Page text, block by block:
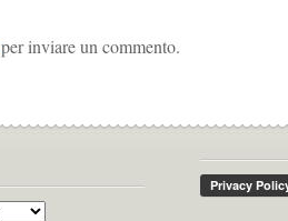
per inviare un commento.